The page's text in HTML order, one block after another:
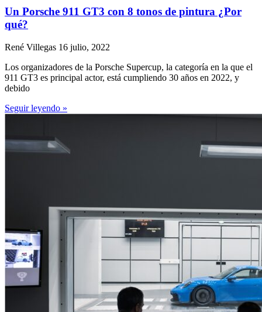
Un Porsche 911 GT3 con 8 tonos de pintura ¿Por
qué?
René Villegas 16 julio, 2022
Los organizadores de la Porsche Supercup, la categoría en la que el
911 GT3 es principal actor, está cumpliendo 30 años en 2022, y
debido
Seguir leyendo »